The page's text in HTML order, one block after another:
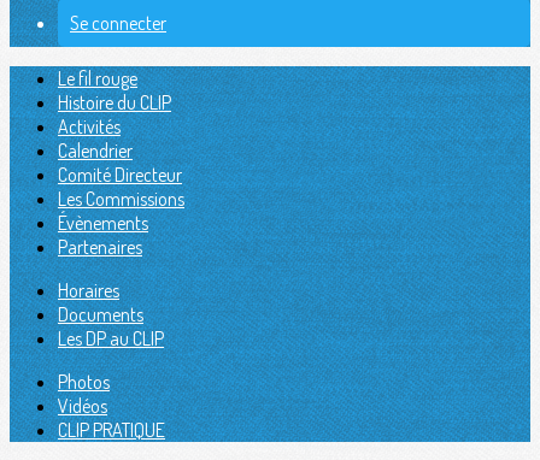
Se connecter
Le fil rouge
Histoire du CLIP
Activités
Calendrier
Comité Directeur
Les Commissions
Évènements
Partenaires
Horaires
Documents
Les DP au CLIP
Photos
Vidéos
CLIP PRATIQUE